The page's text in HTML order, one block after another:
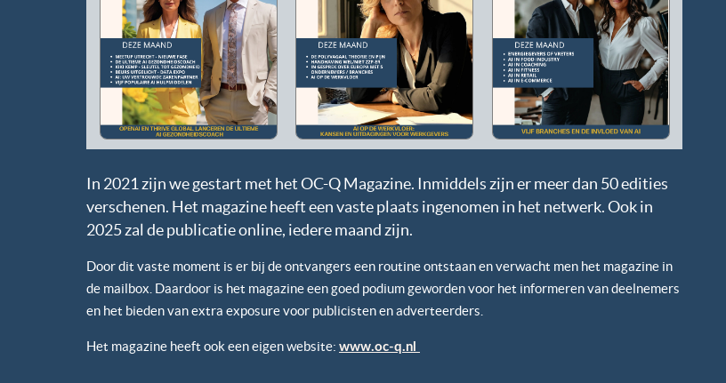
In 2021 zijn we gestart met het OC-Q Magazine. Inmiddels zijn er meer dan 50 edities
verschenen. Het magazine heeft een vaste plaats ingenomen in het netwerk. Ook in
2025 zal de publicatie online, iedere maand zijn.
Door dit vaste moment is er bij de ontvangers een routine ontstaan en verwacht men het magazine in
de mailbox. Daardoor is het magazine een goed podium geworden voor het informeren van deelnemers
en het bieden van extra exposure voor publicisten en adverteerders.
Het magazine heeft ook een eigen website: www.oc-q.nl